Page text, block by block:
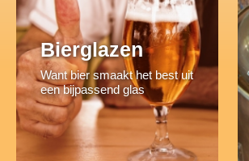
Bierglazen
Want bier smaakt het best uit
een bijpassend glas